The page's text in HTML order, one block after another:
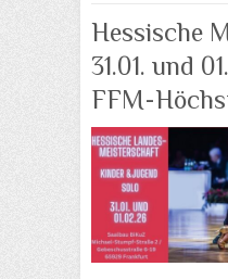
Hessische
31.01. und
FFM-